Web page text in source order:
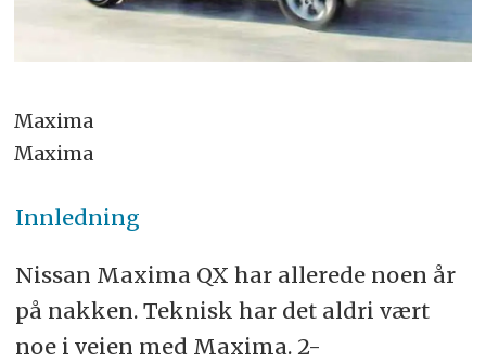
Maxima
Maxima
Innledning
Nissan Maxima QX har allerede noen år
på nakken. Teknisk har det aldri vært
noe i veien med Maxima. 2-